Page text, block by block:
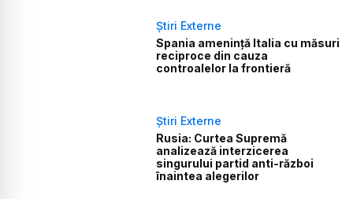
Știri Externe
Spania amenință Italia cu măsuri
reciproce din cauza
controalelor la frontieră
Știri Externe
Rusia: Curtea Supremă
analizează interzicerea
singurului partid anti-război
înaintea alegerilor